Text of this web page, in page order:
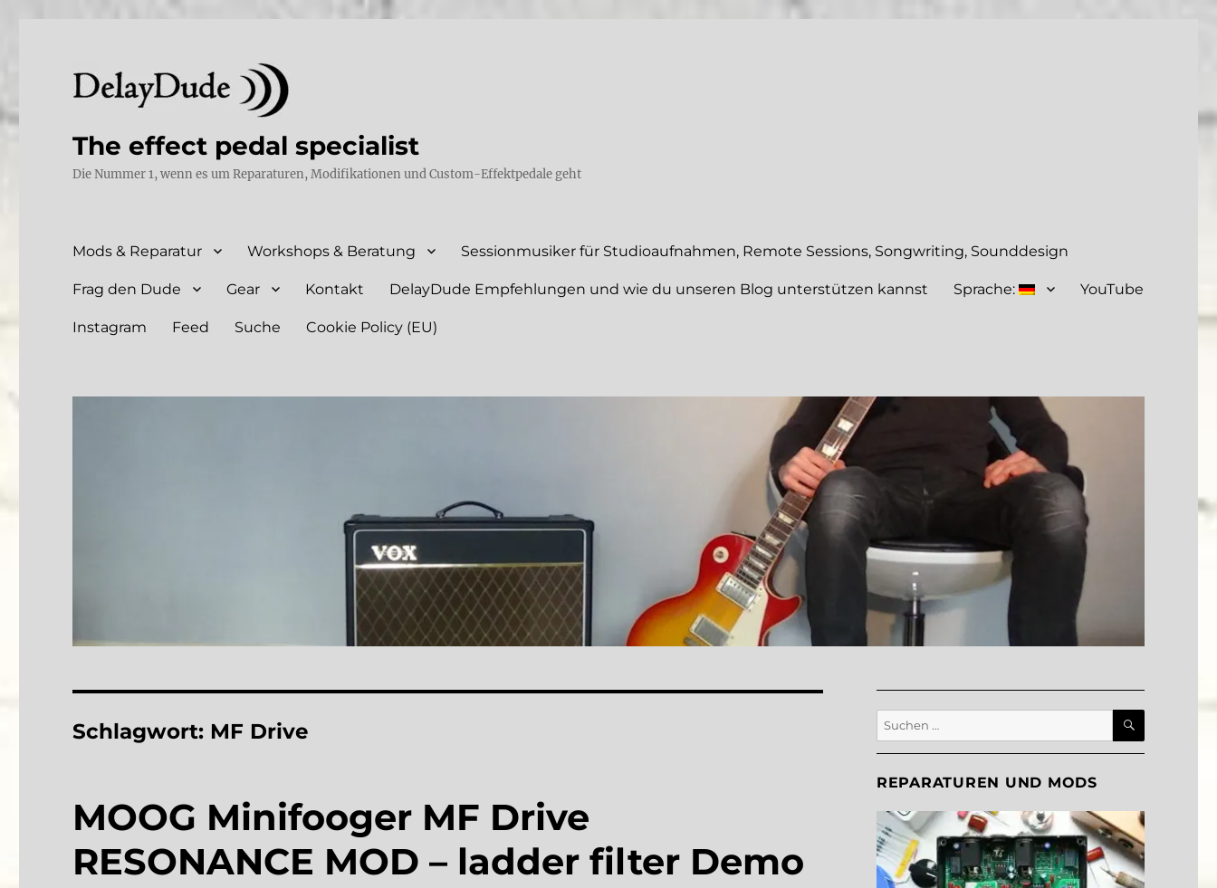
The effect pedal specialist
Die Nummer 1, wenn es um Reparaturen, Modifikationen und Custom-Effektpedale geht
Mods & Reparatur Workshops & Beratung Sessionmusiker für Studioaufnahmen, Remote Sessions, Songwriting, Sounddesign
Frag den Dude Gear Kontakt DelayDude Empfehlungen und wie du unseren Blog unterstützen kannst Sprache: YouTube
Instagram Feed Suche Cookie Policy (EU)
Schlagwort: MF Drive
MOOG Minifooger MF Drive
RESONANCE MOD – ladder filter Demo
Suche
nach:
SUCHEN
REPARATUREN UND MODS